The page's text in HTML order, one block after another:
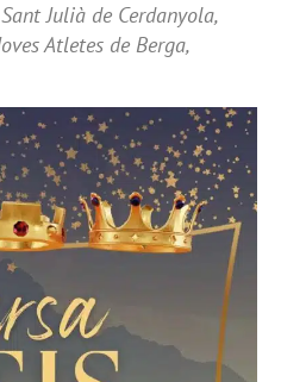
Julià de Cerdanyola,
Atletes de Berga,